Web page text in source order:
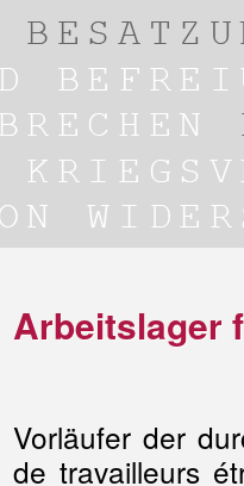
Arbeitslager
Vorläufer der
de travailleurs